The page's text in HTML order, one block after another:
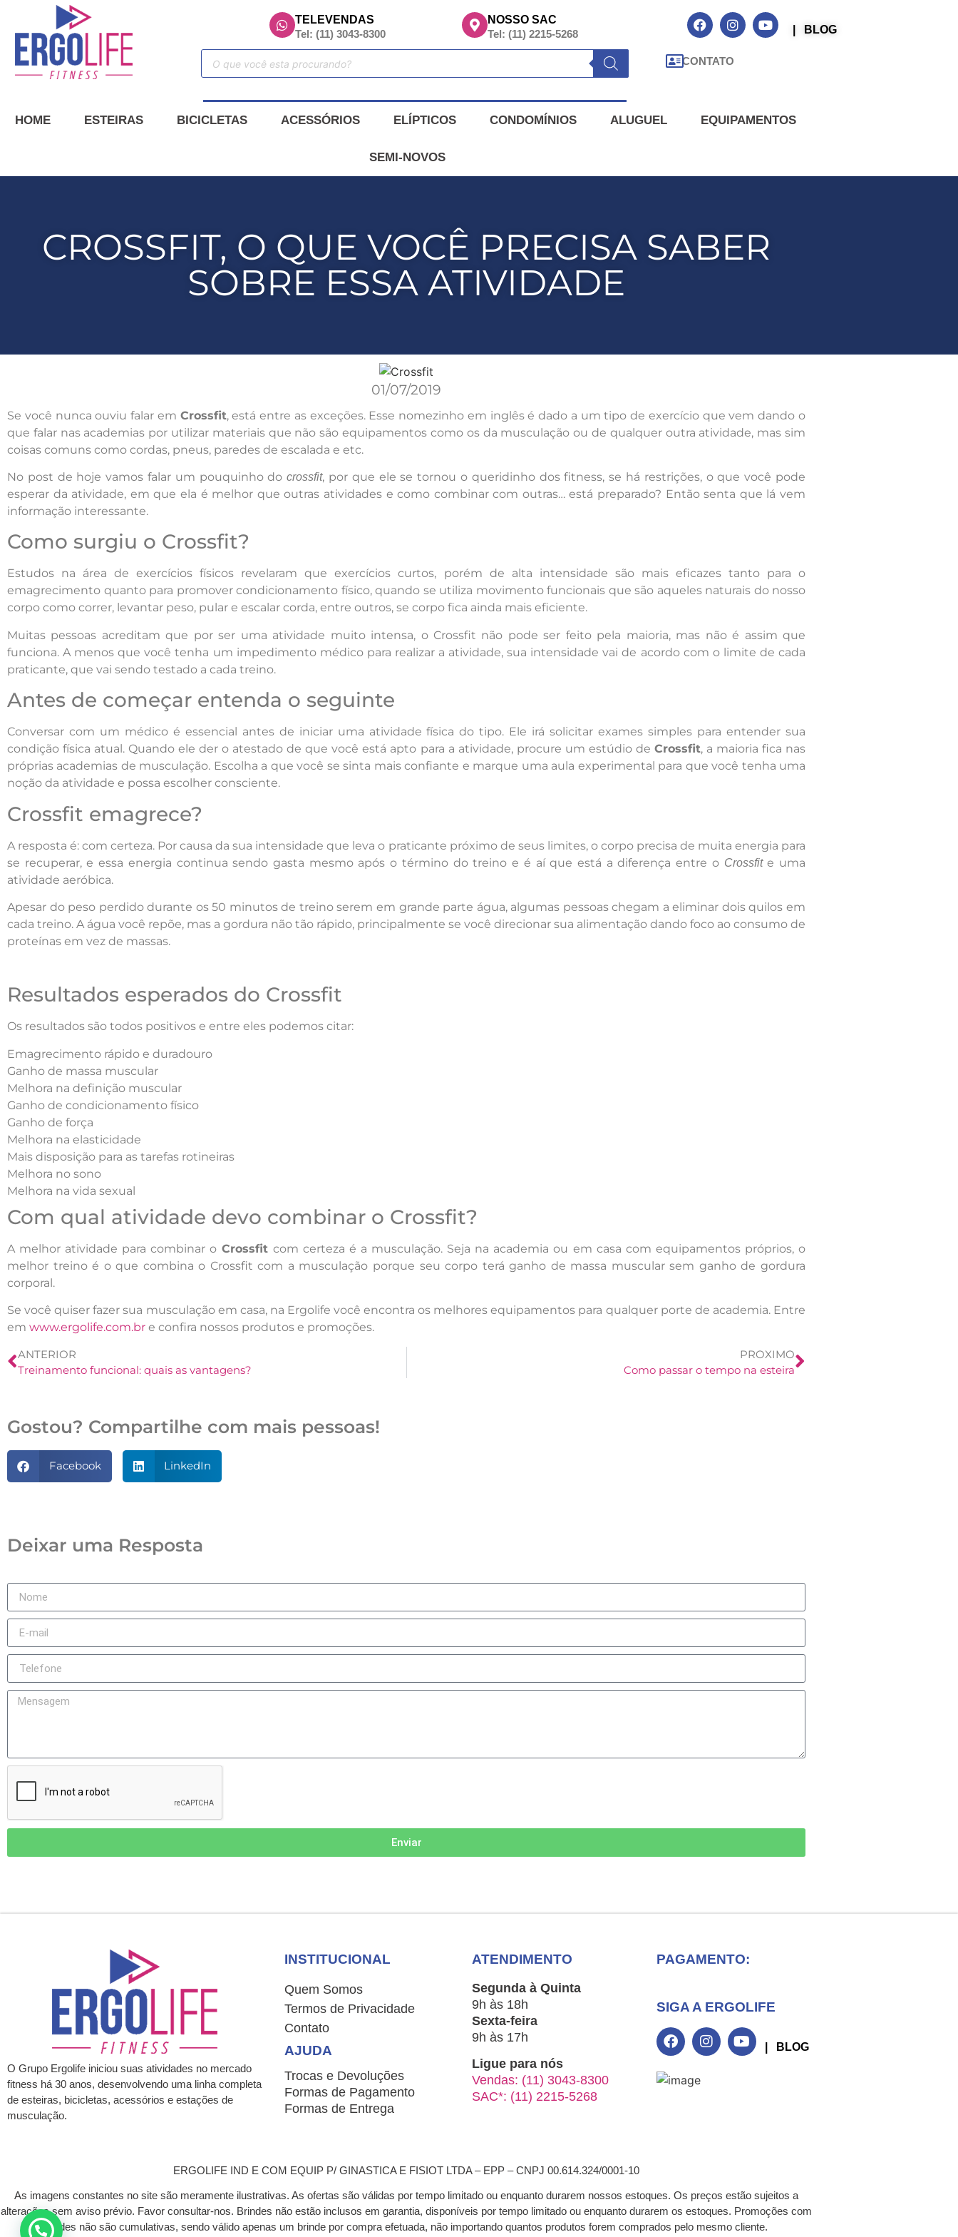
TELEVENDAS
Tel: (11) 3043-8300
NOSSO SAC
Tel: (11) 2215-5268
| BLOG
CONTATO
HOME ESTEIRAS BICICLETAS ACESSÓRIOS ELÍPTICOS CONDOMÍNIOS ALUGUEL EQUIPAMENTOS
SEMI-NOVOS
CROSSFIT, O QUE VOCÊ PRECISA SABER
SOBRE ESSA ATIVIDADE
01/07/2019
Se você nunca ouviu falar em Crossfit, está entre as exceções. Esse nomezinho em inglês é dado a um tipo de exercício que vem dando o
que falar nas academias por utilizar materiais que não são equipamentos como os da musculação ou de qualquer outra atividade, mas sim
coisas comuns como cordas, pneus, paredes de escalada e etc.
No post de hoje vamos falar um pouquinho docrossfit, por que ele se tornou o queridinho dos fitness, se há restrições, o que você pode
esperar da atividade, em que ela é melhor que outras atividades e como combinar com outras… está preparado? Então senta que lá vem
informação interessante.
Como surgiu o Crossfit?
Estudos na área de exercícios físicos revelaram que exercícios curtos, porém de alta intensidade são mais eficazes tanto para o
emagrecimento quanto para promover condicionamento físico, quando se utiliza movimento funcionais que são aqueles naturais do nosso
corpo como correr, levantar peso, pular e escalar corda, entre outros, se corpo fica ainda mais eficiente.
Muitas pessoas acreditam que por ser uma atividade muito intensa, o Crossfit não pode ser feito pela maioria, mas não é assim que
funciona. A menos que você tenha um impedimento médico para realizar a atividade, sua intensidade vai de acordo com o limite de cada
praticante, que vai sendo testado a cada treino.
Antes de começar entenda o seguinte
Conversar com um médico é essencial antes de iniciar uma atividade física do tipo. Ele irá solicitar exames simples para entender sua
condição física atual. Quando ele der o atestado de que você está apto para a atividade, procure um estúdio de Crossfit, a maioria fica nas
próprias academias de musculação. Escolha a que você se sinta mais confiante e marque uma aula experimental para que você tenha uma
noção da atividade e possa escolher consciente.
Crossfit emagrece?
A resposta é: com certeza. Por causa da sua intensidade que leva o praticante próximo de seus limites, o corpo precisa de muita energia para
se recuperar, e essa energia continua sendo gasta mesmo após o término do treino e é aí que está a diferença entre o Crossfite uma
atividade aeróbica.
Apesar do peso perdido durante os 50 minutos de treino serem em grande parte água, algumas pessoas chegam a eliminar dois quilos em
cada treino. A água você repõe, mas a gordura não tão rápido, principalmente se você direcionar sua alimentação dando foco ao consumo de
proteínas em vez de massas.
Resultados esperados do Crossfit
Os resultados são todos positivos e entre eles podemos citar:
Emagrecimento rápido e duradouro
Ganho de massa muscular
Melhora na definição muscular
Ganho de condicionamento físico
Ganho de força
Melhora na elasticidade
Mais disposição para as tarefas rotineiras
Melhora no sono
Melhora na vida sexual
Com qual atividade devo combinar o Crossfit?
A melhor atividade para combinar o Crossfit com certeza é a musculação. Seja na academia ou em casa com equipamentos próprios, o
melhor treino é o que combina o Crossfit com a musculação porque seu corpo terá ganho de massa muscular sem ganho de gordura
corporal.
Se você quiser fazer sua musculação em casa, na Ergolife você encontra os melhores equipamentos para qualquer porte de academia. Entre
em www.ergolife.com.br e confira nossos produtos e promoções.
ANTERIOR
Treinamento funcional: quais as vantagens?
PROXIMO
Como passar o tempo na esteira
Gostou? Compartilhe com mais pessoas!
Facebook LinkedIn
Deixar uma Resposta
Enviar
O Grupo Ergolife iniciou suas atividades no mercado
fitness há 30 anos, desenvolvendo uma linha completa
de esteiras, bicicletas, acessórios e estações de
musculação.
INSTITUCIONAL
Quem Somos
Termos de Privacidade
Contato
AJUDA
Trocas e Devoluções
Formas de Pagamento
Formas de Entrega
ATENDIMENTO
Segunda à Quinta
9h às 18h
Sexta-feira
9h às 17h
Ligue para nós
Vendas: (11) 3043-8300
SAC*: (11) 2215-5268
PAGAMENTO:
SIGA A ERGOLIFE
| BLOG
ERGOLIFE IND E COM EQUIP P/ GINASTICA E FISIOT LTDA – EPP – CNPJ 00.614.324/0001-10
As imagens constantes no site são meramente ilustrativas. As ofertas são válidas por tempo limitado ou enquanto durarem nossos estoques. Os preços estão sujeitos a
alterações sem aviso prévio. Favor consultar-nos. Brindes não estão inclusos em garantia, disponíveis por tempo limitado ou enquanto durarem os estoques. Promoções com
brindes não são cumulativas, sendo válido apenas um brinde por compra efetuada, não importando quantos produtos forem comprados pelo mesmo cliente.